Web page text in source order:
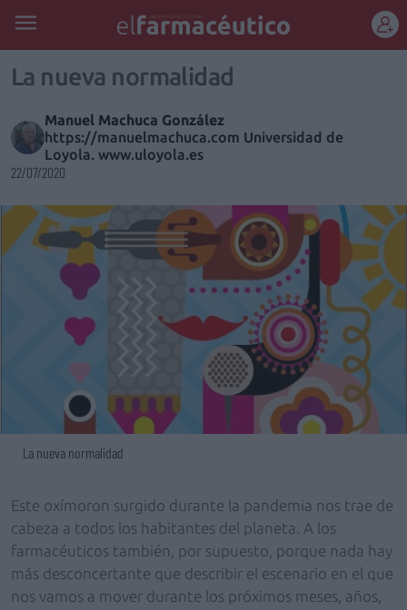
REGÍSTRATE
La nueva normalidad
Manuel Machuca González
https://manuelmachuca.com Universidad de
Loyola. www.uloyola.es
22/07/2020
La nueva normalidad
Este oxímoron surgido durante la pandemia nos trae de
cabeza a todos los habitantes del planeta. A los
farmacéuticos también, por supuesto, porque nada hay
más desconcertante que describir el escenario en el que
nos vamos a mover durante los próximos meses, años,